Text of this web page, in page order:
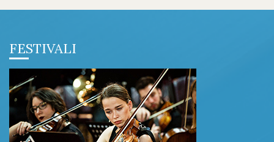
FESTIVALI